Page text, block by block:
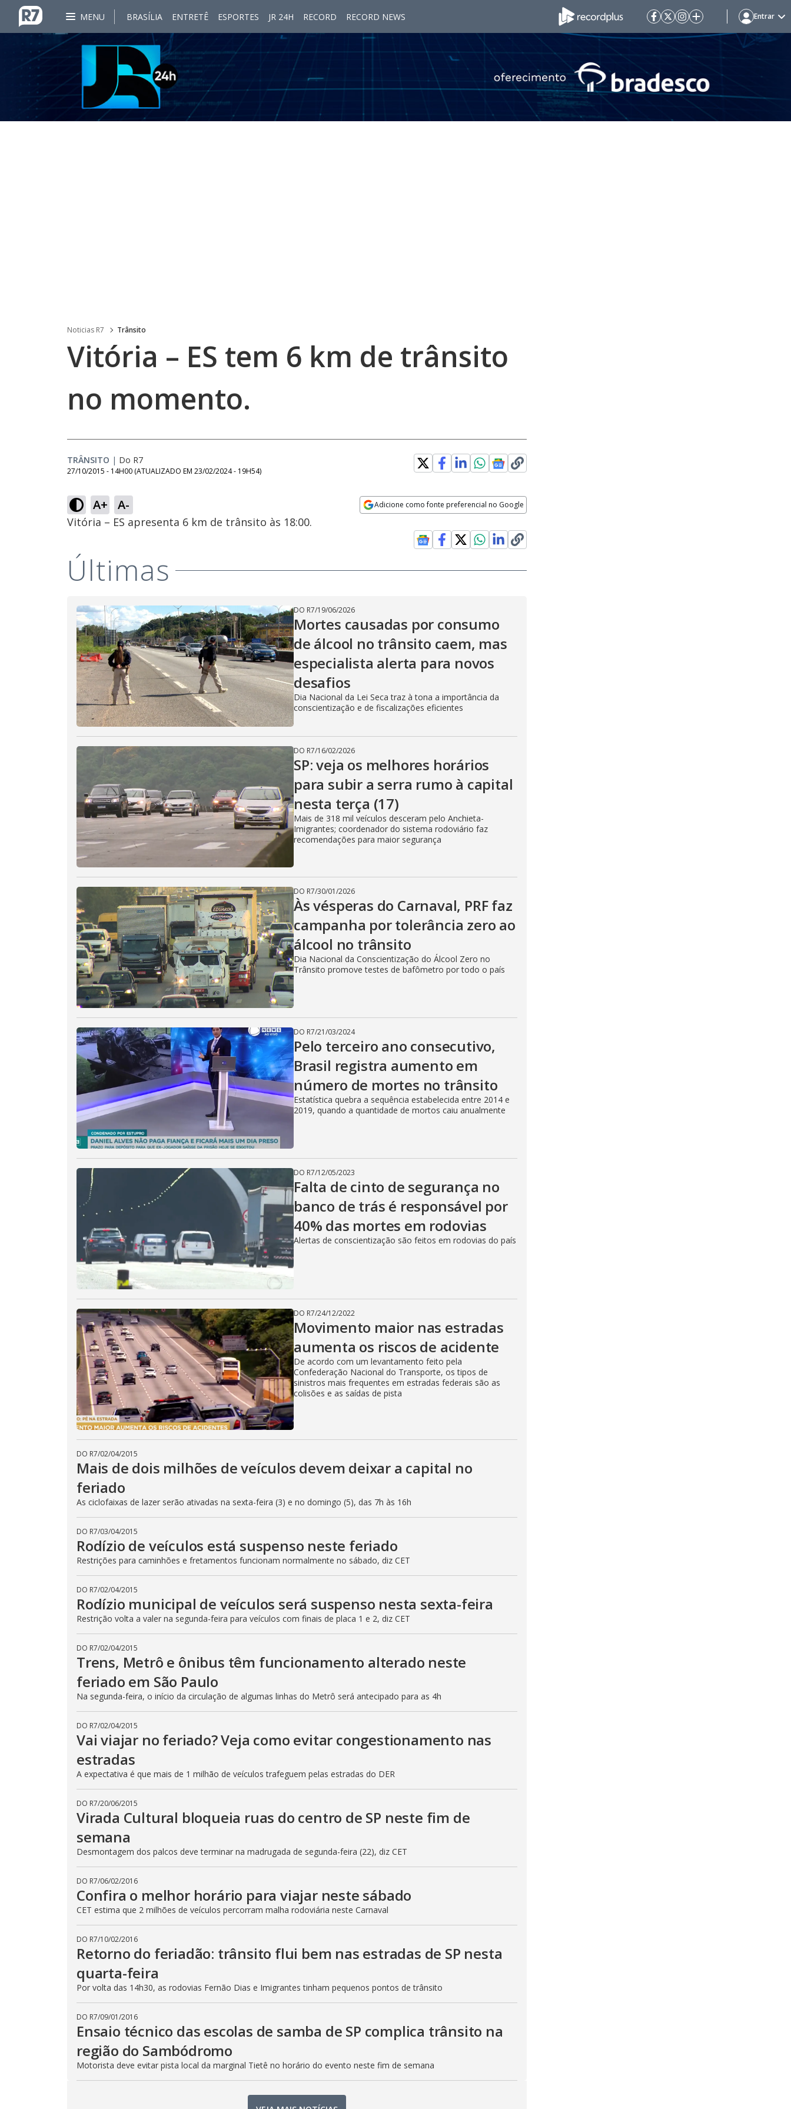
MENU BRASÍLIA ENTRETÊ ESPORTES JR 24H RECORD RECORD NEWS Entrar
Noticias R7 Trânsito
Vitória – ES tem 6 km de trânsito
no momento.
TRÂNSITO | Do R7
27/10/2015 - 14H00 (ATUALIZADO EM 23/02/2024 - 19H54)
A+ A- Adicione como fonte preferencial no Google
Vitória – ES apresenta 6 km de trânsito às 18:00.
Últimas
DO R7/19/06/2026
Mortes causadas por consumo
de álcool no trânsito caem, mas
especialista alerta para novos
desafios
Dia Nacional da Lei Seca traz à tona a importância da
conscientização e de fiscalizações eficientes
DO R7/16/02/2026
SP: veja os melhores horários
para subir a serra rumo à capital
nesta terça (17)
Mais de 318 mil veículos desceram pelo Anchieta-
Imigrantes; coordenador do sistema rodoviário faz
recomendações para maior segurança
DO R7/30/01/2026
Às vésperas do Carnaval, PRF faz
campanha por tolerância zero ao
álcool no trânsito
Dia Nacional da Conscientização do Álcool Zero no
Trânsito promove testes de bafômetro por todo o país
DO R7/21/03/2024
Pelo terceiro ano consecutivo,
Brasil registra aumento em
número de mortes no trânsito
Estatística quebra a sequência estabelecida entre 2014 e
2019, quando a quantidade de mortos caiu anualmente
DO R7/12/05/2023
Falta de cinto de segurança no
banco de trás é responsável por
40% das mortes em rodovias
Alertas de conscientização são feitos em rodovias do país
DO R7/24/12/2022
Movimento maior nas estradas
aumenta os riscos de acidente
De acordo com um levantamento feito pela
Confederação Nacional do Transporte, os tipos de
sinistros mais frequentes em estradas federais são as
colisões e as saídas de pista
DO R7/02/04/2015
Mais de dois milhões de veículos devem deixar a capital no
feriado
As ciclofaixas de lazer serão ativadas na sexta-feira (3) e no domingo (5), das 7h às 16h
DO R7/03/04/2015
Rodízio de veículos está suspenso neste feriado
Restrições para caminhões e fretamentos funcionam normalmente no sábado, diz CET
DO R7/02/04/2015
Rodízio municipal de veículos será suspenso nesta sexta-feira
Restrição volta a valer na segunda-feira para veículos com finais de placa 1 e 2, diz CET
DO R7/02/04/2015
Trens, Metrô e ônibus têm funcionamento alterado neste
feriado em São Paulo
Na segunda-feira, o início da circulação de algumas linhas do Metrô será antecipado para as 4h
DO R7/02/04/2015
Vai viajar no feriado? Veja como evitar congestionamento nas
estradas
A expectativa é que mais de 1 milhão de veículos trafeguem pelas estradas do DER
DO R7/20/06/2015
Virada Cultural bloqueia ruas do centro de SP neste fim de
semana
Desmontagem dos palcos deve terminar na madrugada de segunda-feira (22), diz CET
DO R7/06/02/2016
Confira o melhor horário para viajar neste sábado
CET estima que 2 milhões de veículos percorram malha rodoviária neste Carnaval
DO R7/10/02/2016
Retorno do feriadão: trânsito flui bem nas estradas de SP nesta
quarta-feira
Por volta das 14h30, as rodovias Fernão Dias e Imigrantes tinham pequenos pontos de trânsito
DO R7/09/01/2016
Ensaio técnico das escolas de samba de SP complica trânsito na
região do Sambódromo
Motorista deve evitar pista local da marginal Tietê no horário do evento neste fim de semana